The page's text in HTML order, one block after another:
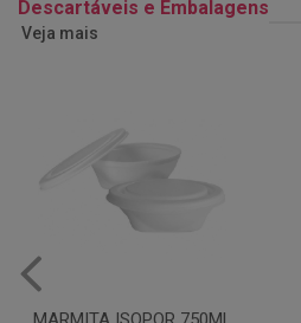
Descartáveis e Embalagens
Veja mais